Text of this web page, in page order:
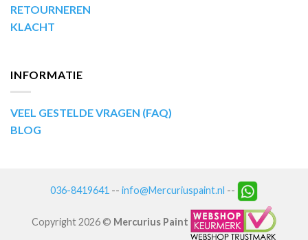
RETOURNEREN
KLACHT
INFORMATIE
VEEL GESTELDE VRAGEN (FAQ)
BLOG
036-8419641 -- info@Mercuriuspaint.nl --
Copyright 2026 © Mercurius Paint